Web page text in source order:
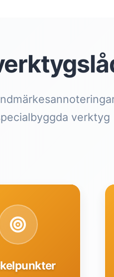
verktyg